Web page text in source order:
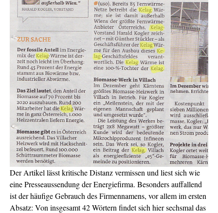
Der Artikel lässt kritische Distanz vermissen und liest sich wie
eine Presseaussendung der Energiefirma. Besonders auffallend
ist der häufige Gebrauch des Firmennamens, vor allem im ersten
Absatz: Von insgesamt 42 Wörtern findet sich hier sechsmal das